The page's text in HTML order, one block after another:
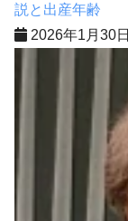
説と出産年齢
2026年1月30日